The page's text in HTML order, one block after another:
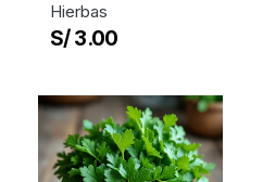
Hierbas
S/ 3.00